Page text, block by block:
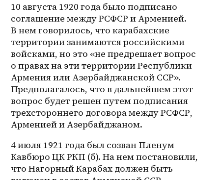
10 августа 1920 года было подписано
соглашение между РСФСР и Арменией.
В нем говорилось, что карабахские
территории занимаются российскими
войсками, но это «не предрешает вопрос
о правах на эти территории Республики
Армения или Азербайджанской ССР».
Предполагалось, что в дальнейшем этот
вопрос будет решен путем подписания
трехстороннего договора между РСФСР,
Арменией и Азербайджаном.
4 июля 1921 года был созван Пленум
Кавбюро ЦК РКП (б). На нем постановили,
что Нагорный Карабах должен быть